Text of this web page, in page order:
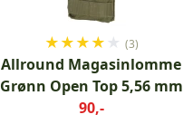
★★★★ ★ (3)
Allround Magasinlomme
Grønn Open Top 5,56 mm
90,-